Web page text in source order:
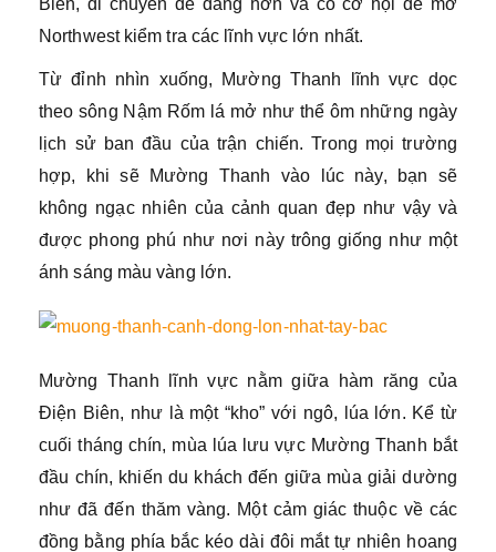
Biên, di chuyển dễ dàng hơn và có cơ hội để mở
Northwest kiểm tra các lĩnh vực lớn nhất.
Từ đỉnh nhìn xuống, Mường Thanh lĩnh vực dọc
theo sông Nậm Rốm lá mở như thể ôm những ngày
lịch sử ban đầu của trận chiến. Trong mọi trường
hợp, khi sẽ Mường Thanh vào lúc này, bạn sẽ
không ngạc nhiên của cảnh quan đẹp như vậy và
được phong phú như nơi này trông giống như một
ánh sáng màu vàng lớn.
Mường Thanh lĩnh vực nằm giữa hàm răng của
Điện Biên, như là một “kho” với ngô, lúa lớn. Kể từ
cuối tháng chín, mùa lúa lưu vực Mường Thanh bắt
đầu chín, khiến du khách đến giữa mùa giải dường
như đã đến thăm vàng. Một cảm giác thuộc về các
đồng bằng phía bắc kéo dài đôi mắt tự nhiên hoang